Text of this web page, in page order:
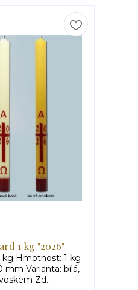
1 kg "2026"
kg Hmotnost: 1 kg
mm Varianta: bílá,
Zd...